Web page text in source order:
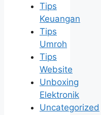
Tips
Keuangan
Tips
Umroh
Tips
Website
Unboxing
Elektronik
Uncategorized